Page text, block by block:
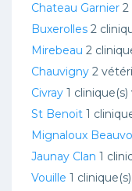
Chateau Garnier 2
Buxerolles 2
Mirebeau 2
Chauvigny 2
Civray 1
St Benoit 1
Mignaloux
Jaunay Clan 1
Vouille 1